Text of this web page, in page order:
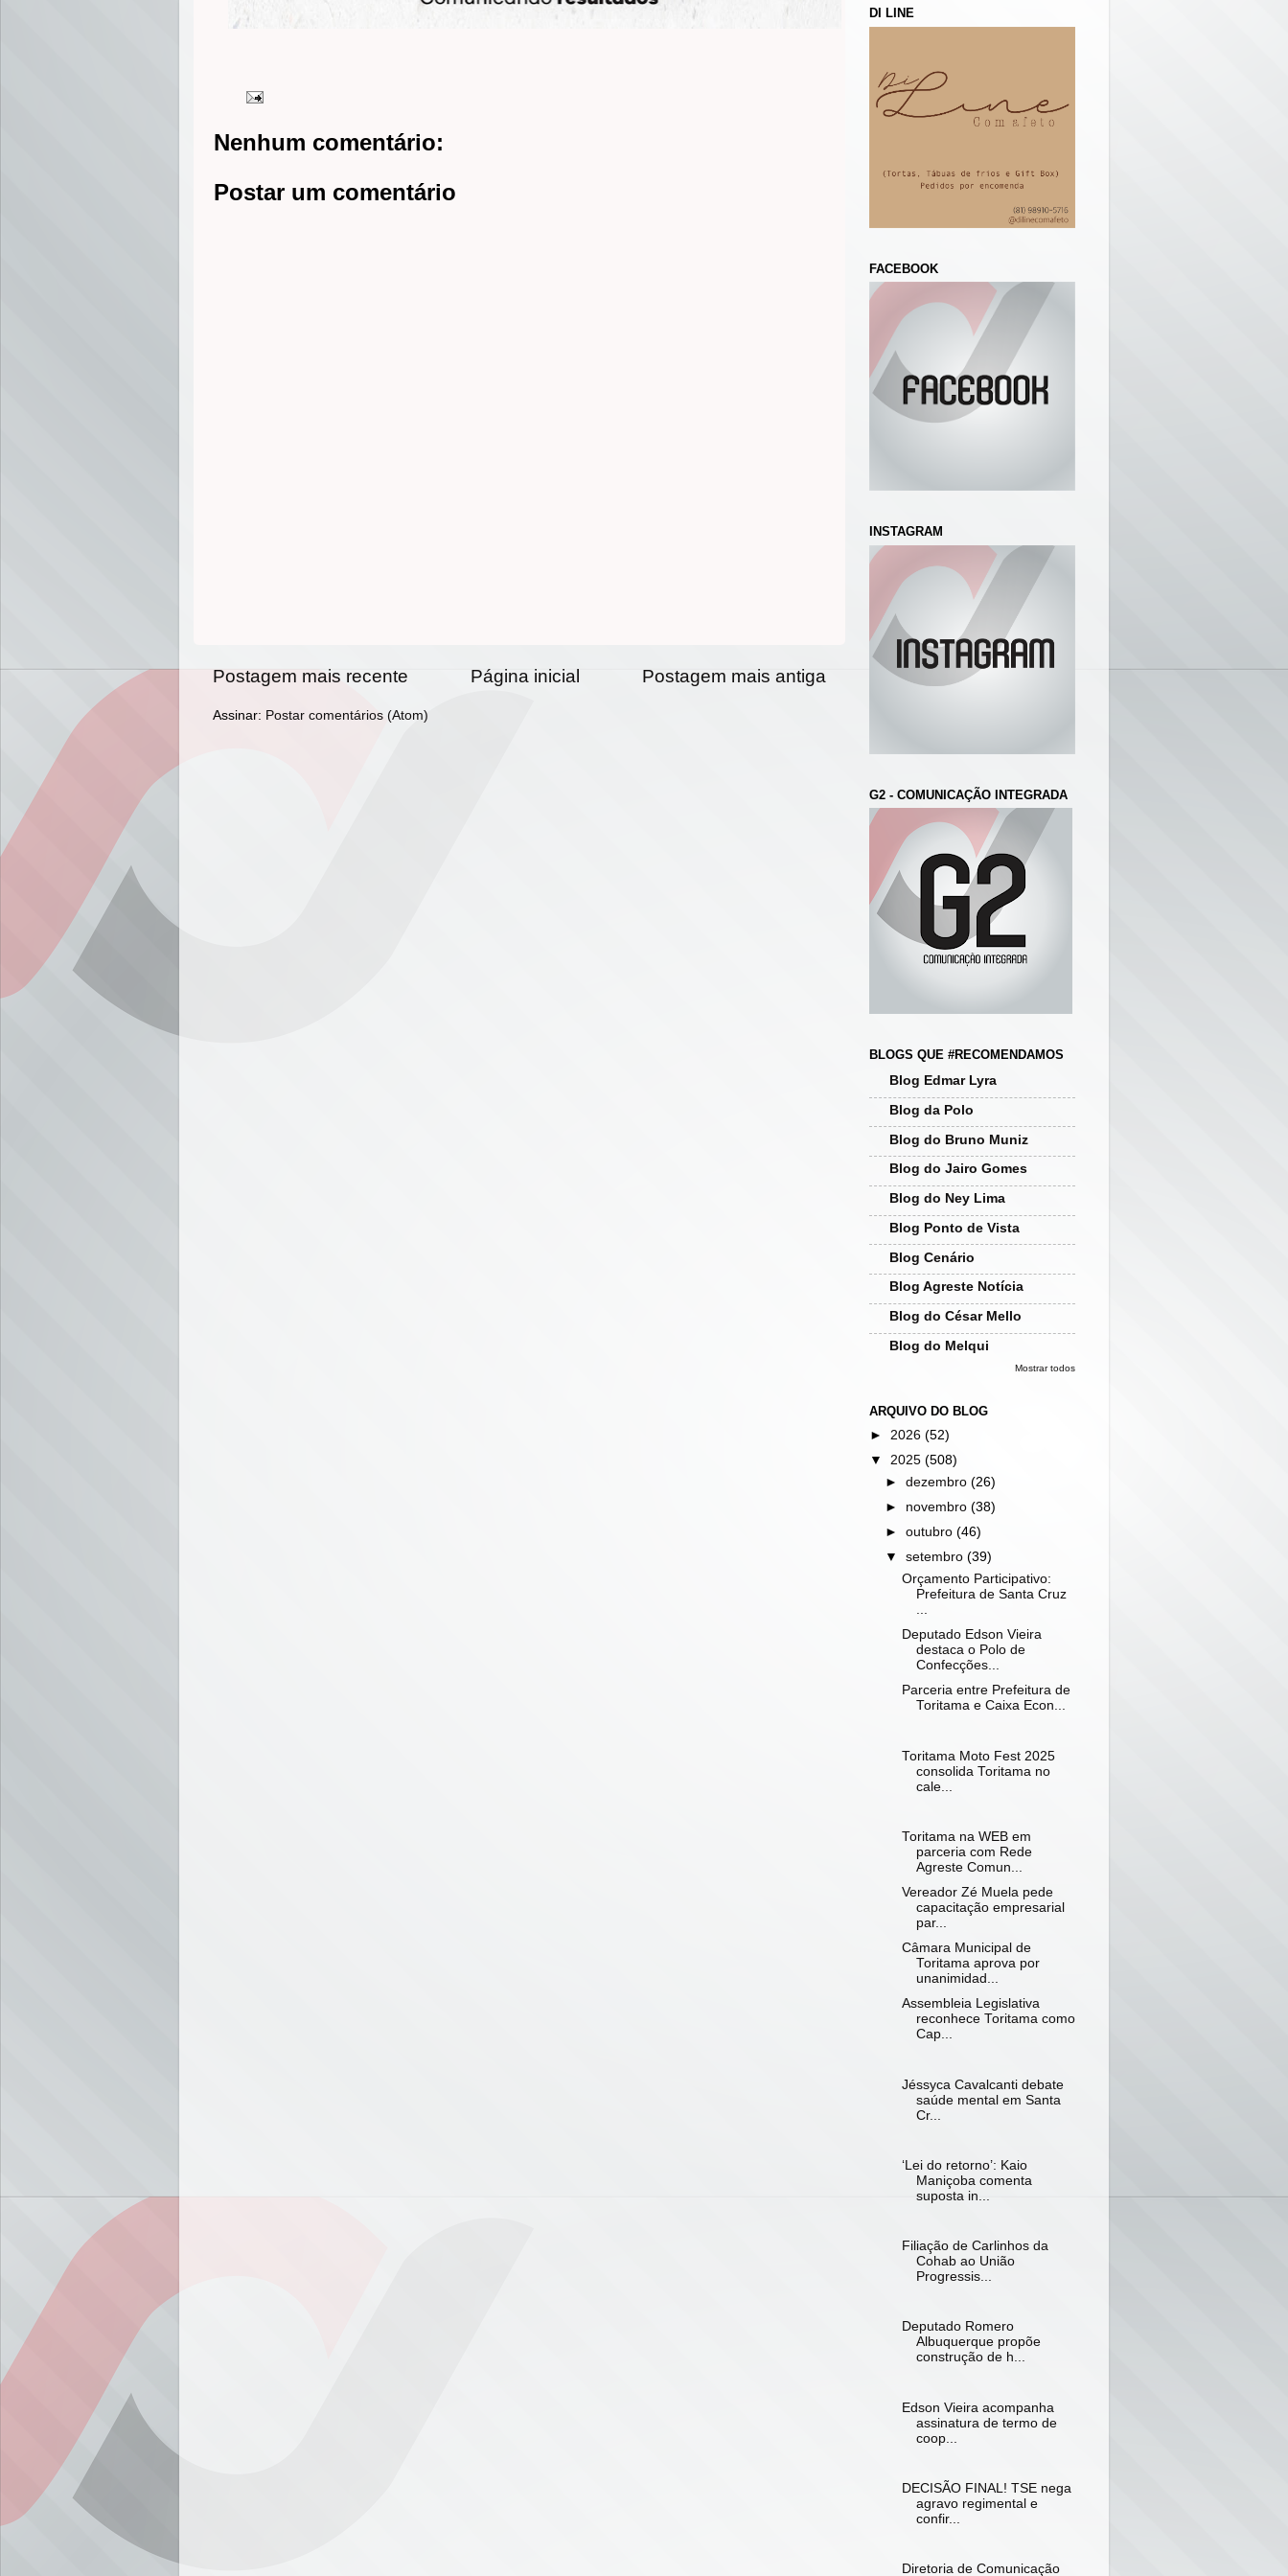
Nenhum comentário:
Postar um comentário
Postagem mais recente Postagem mais antiga
Página inicial
Assinar: Postar comentários (Atom)
DI LINE
FACEBOOK
INSTAGRAM
G2 - COMUNICAÇÃO INTEGRADA
BLOGS QUE #RECOMENDAMOS
Blog Edmar Lyra
Blog da Polo
Blog do Bruno Muniz
Blog do Jairo Gomes
Blog do Ney Lima
Blog Ponto de Vista
Blog Cenário
Blog Agreste Notícia
Blog do César Mello
Blog do Melqui
Mostrar todos
ARQUIVO DO BLOG
► 2026 (52)
▼ 2025 (508)
►dezembro(26)
► novembro(38)
►outubro(46)
▼setembro(39)
Orçamento Participativo:
Prefeitura de Santa Cruz
...
Deputado Edson Vieira
destaca o Polo de
Confecções...
Parceria entre Prefeitura de
Toritama e Caixa Econ...
Toritama Moto Fest 2025
consolida Toritama no
cale...
Toritama na WEB em
parceria com Rede
Agreste Comun...
Vereador Zé Muela pede
capacitação empresarial
par...
Câmara Municipal de
Toritama aprova por
unanimidad...
Assembleia Legislativa
reconhece Toritama como
Cap...
Jéssyca Cavalcanti debate
saúde mental em Santa
Cr...
‘Lei do retorno’: Kaio
Maniçoba comenta
suposta in...
Filiação de Carlinhos da
Cohab ao União
Progressis...
Deputado Romero
Albuquerque propõe
construção de h...
Edson Vieira acompanha
assinatura de termo de
coop...
DECISÃO FINAL! TSE nega
agravo regimental e
confir...
Diretoria de Comunicação